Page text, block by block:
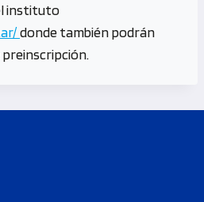
instituto
donde también podrán